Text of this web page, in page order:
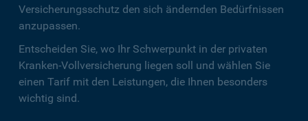
Versicherungsschutz den sich ändernden Bedürfnissen
anzupassen.
Entscheiden Sie, wo Ihr Schwerpunkt in der privaten
Kranken-Vollversicherung liegen soll und wählen Sie
einen Tarif mit den Leistungen, die Ihnen besonders
wichtig sind.